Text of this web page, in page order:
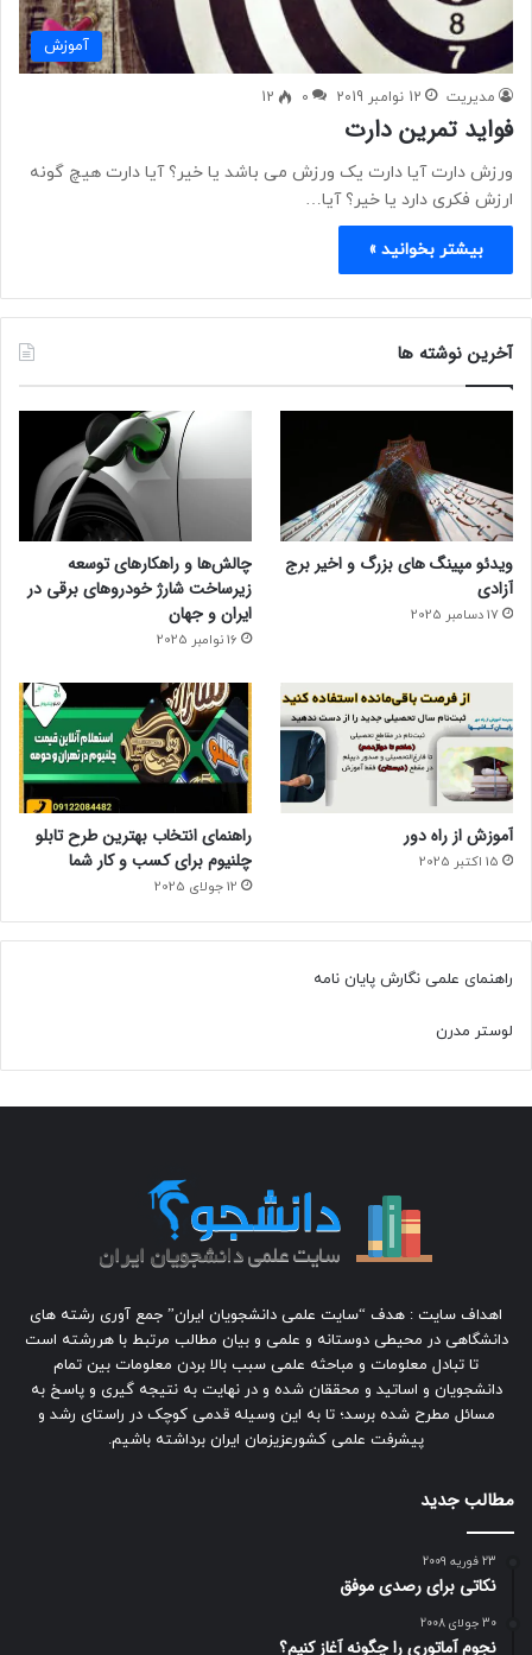
آموزش
مدیریت 12 نوامبر 2019 0
12
فواید تمرین دارت
ورزش دارت آیا دارت یک ورزش می باشد یا خیر؟ آیا دارت هیچ گونه
ارزش فکری دارد یا خیر؟ آیا…
بیشتر بخوانید »
آخرین نوشته ها
ویدئو مپینگ های بزرگ و اخیر برج
آزادی
17 دسامبر 2025
چالش‌ها و راهکارهای توسعه
زیرساخت شارژ خودروهای برقی در
ایران و جهان
16 نوامبر 2025
آموزش از راه دور
15 اکتبر 2025
راهنمای انتخاب بهترین طرح تابلو
چلنیوم برای کسب و کار شما
12 جولای 2025
راهنمای علمی نگارش پایان نامه
لوستر مدرن
اهداف سایت : هدف “سایت علمی دانشجویان ایران” جمع آوری رشته های
دانشگاهی در محیطی دوستانه و علمی و بیان مطالب مرتبط با هررشته است
تا تبادل معلومات و مباحثه علمی سبب بالا بردن معلومات بین تمام
دانشجویان و اساتید و محققان شده و در نهایت به نتیجه گیری و پاسخ به
مسائل مطرح شده برسد؛ تا به این وسیله قدمی کوچک در راستای رشد و
پیشرفت علمی کشورعزیزمان ایران برداشته باشیم.
مطالب جدید
23 فوریه 2009
نکاتی برای رصدی موفق
30 جولای 2008
نجوم آماتوری را چگونه آغاز کنیم؟